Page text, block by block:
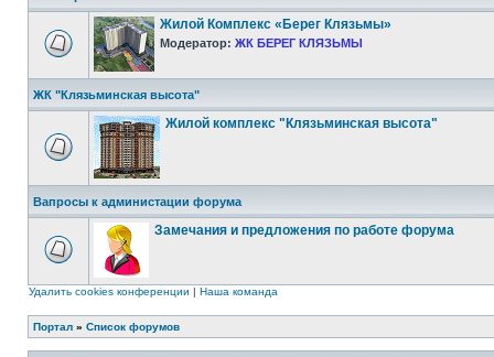
Жилой Комплекс «Берег Клязьмы»
Модератор: ЖК БЕРЕГ КЛЯЗЬМЫ
ЖК "Клязьминская высота"
Жилой комплекс "Клязьминская высота"
Вапросы к администации форума
Замечания и предложения по работе форума
Удалить cookies конференции | Наша команда
Портал » Список форумов